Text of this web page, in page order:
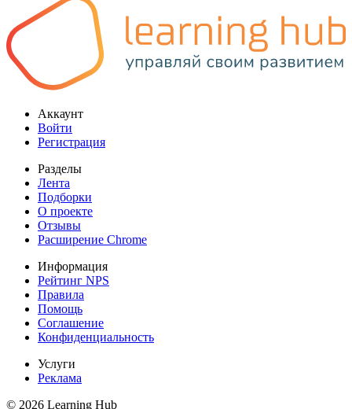
Аккаунт
Войти
Регистрация
Разделы
Лента
Подборки
О проекте
Отзывы
Расширение Chrome
Информация
Рейтинг NPS
Правила
Помощь
Соглашение
Конфиденциальность
Услуги
Реклама
© 2026 Learning Hub